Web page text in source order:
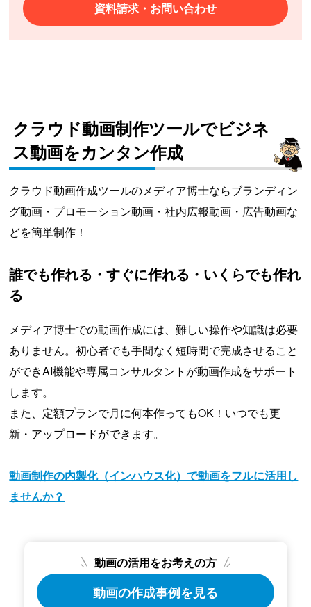
資料請求・お問い合わせ
クラウド動画制作ツールでビジネ
ス動画をカンタン作成
クラウド動画作成ツールのメディア博士ならブランディン
グ動画・プロモーション動画・社内広報動画・広告動画な
どを簡単制作！
誰でも作れる・すぐに作れる・いくらでも作れ
る
メディア博士での動画作成には、難しい操作や知識は必要
ありません。初心者でも手間なく短時間で完成させること
ができAI機能や専属コンサルタントが動画作成をサポート
します。
また、定額プランで月に何本作ってもOK！いつでも更
新・アップロードができます。
動画制作の内製化（インハウス化）で動画をフルに活用し
ませんか？
動画の活用をお考えの方
動画の作成事例を見る